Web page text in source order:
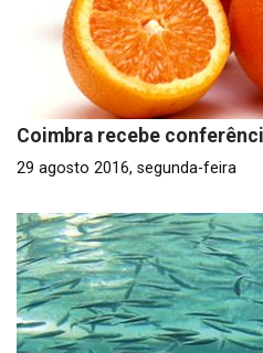
Coimbra recebe
29 agosto 2016, segunda-feira